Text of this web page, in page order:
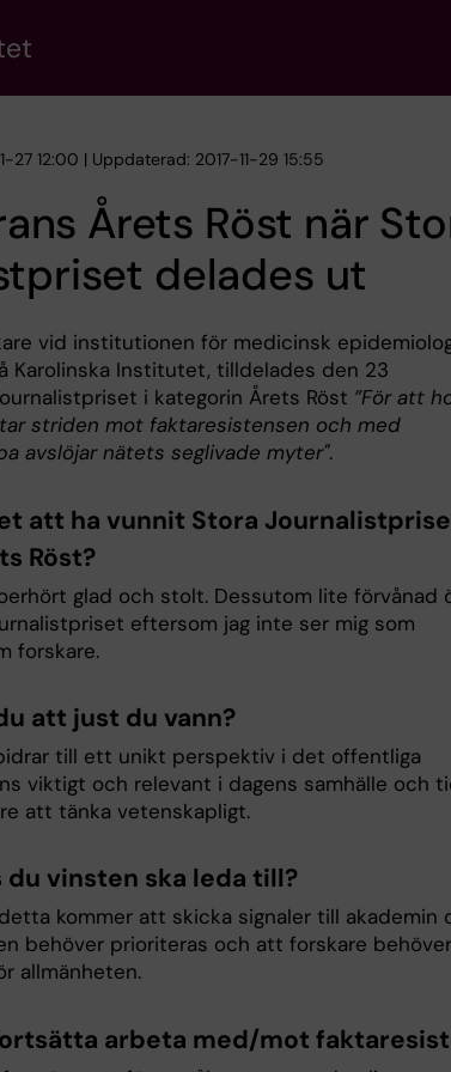
27 12:00 | Uppdaterad: 2017-11-29 15:55
Årets Röst när
delades ut
vid institutionen för medicinsk
Karolinska Institutet, tilldelades den 23
i kategorin Årets Röst ”För att
striden mot faktaresistensen och med
avslöjar nätets seglivade myter".
att ha vunnit Stora
Röst?
glad och stolt. Dessutom lite förvånad
eftersom jag inte ser mig som
forskare.
att just du vann?
till ett unikt perspektiv i det offentliga
viktigt och relevant i dagens samhälle och
att tänka vetenskapligt.
du vinsten ska leda till?
kommer att skicka signaler till akademin
behöver prioriteras och att forskare behöver
allmänheten.
arbeta med/mot